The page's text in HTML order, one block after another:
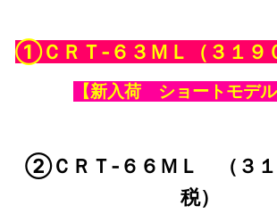
①ＣＲＴ‐６３ＭＬ （３１９
【新入荷 ショートモデル
②ＣＲＴ‐６６ＭＬ （３１
税）